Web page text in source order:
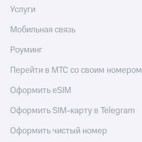
Мой
приложения
Инвестиции
Получайте
онлайн
и получайте
пополнения
Скидка
на связь
Тарифы
Услуги
Мобильная связь
Роуминг
Перейти в МТС со своим номером
Оформить eSIM
Оформить SIM-карту в Telegram
Оформить чистый номер